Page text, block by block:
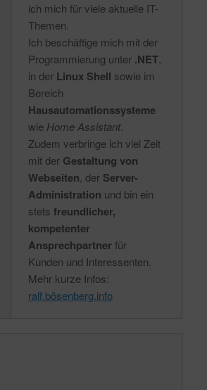
ich mich für viele aktuelle IT-
Themen.
Ich beschäftige mich mit der
Programmierung unter .NET
in der Linux Shell sowie im
Bereich
Hausautomationssysteme
wie Home Assistant.
Zudem verbringe ich viel Zeit
mit der Gestaltung von
Webseiten , der Server-
Administration und bin ein
stets freundlicher,
kompetenter
Ansprechpartnerfür
Kunden und Interessenten.
Mehr kurze Infos:
ralf.bösenberg.info